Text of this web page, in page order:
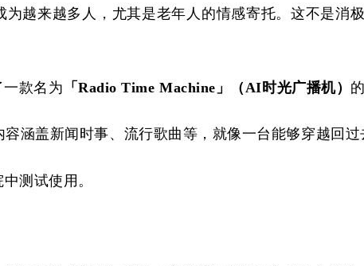
越来越多人，尤其是老年人的情感寄托。这不是消
款名为 「Radio Time Machine」（AI时光广播机）
涵盖新闻时事、流行歌曲等，就像一台能够穿越回过
中测试使用。